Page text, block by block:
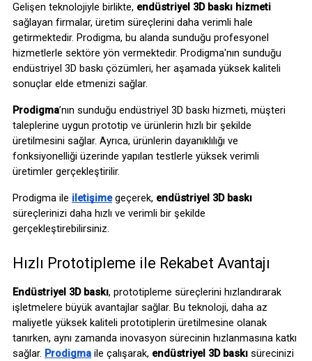
Gelişen teknolojiyle birlikte, endüstriyel 3D baskı hizmeti
sağlayan firmalar, üretim süreçlerini daha verimli hale
getirmektedir. Prodigma, bu alanda sunduğu profesyonel
hizmetlerle sektöre yön vermektedir. Prodigma'nın sunduğu
endüstriyel 3D baskı çözümleri, her aşamada yüksek kaliteli
sonuçlar elde etmenizi sağlar.
Prodigma’nın sunduğu endüstriyel 3D baskı hizmeti, müşteri
taleplerine uygun prototip ve ürünlerin hızlı bir şekilde
üretilmesini sağlar. Ayrıca, ürünlerin dayanıklılığı ve
fonksiyonelliği üzerinde yapılan testlerle yüksek verimli
üretimler gerçekleştirilir.
Prodigma ile iletişime geçerek, endüstriyel 3D baskı
süreçlerinizi daha hızlı ve verimli bir şekilde
gerçekleştirebilirsiniz.
Hızlı Prototipleme ile Rekabet Avantajı
Endüstriyel 3D baskı, prototipleme süreçlerini hızlandırarak
işletmelere büyük avantajlar sağlar. Bu teknoloji, daha az
maliyetle yüksek kaliteli prototiplerin üretilmesine olanak
tanırken, aynı zamanda inovasyon sürecinin hızlanmasına katkı
sağlar. Prodigma ile çalışarak, endüstriyel 3D baskı sürecinizi